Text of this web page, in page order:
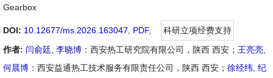
Gearbox
DOI: 10.12677/ms.2026.163047 PDF,
科研立项经费支持
作者: 闫俞廷 李晓博 ：西安热工研究院有限公司，陕西 西安； 王亮亮
何晨博 ：西安益通热工技术服务有限责任公司，陕西 西安； 徐经纬 纪